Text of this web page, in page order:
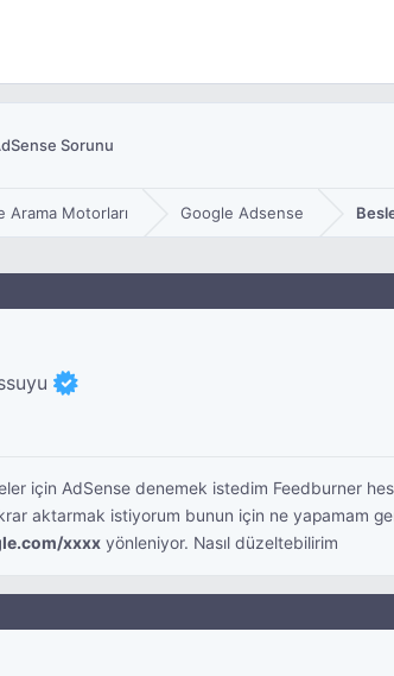
Sorunu
Arama Motorları Google Adsense
için AdSense denemek istedim Feedburner
aktarmak istiyorum bunun için ne yapamam
xxxxyönleniyor. Nasıl düzeltebilirim